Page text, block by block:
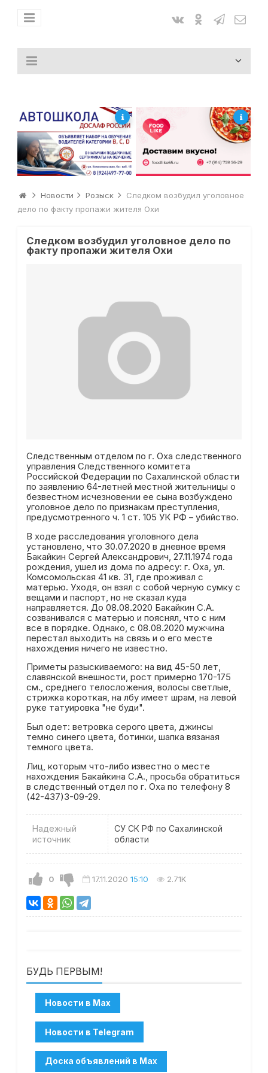
Новости Розыск
Следком возбудил уголовное
дело по факту пропажи жителя Охи
Следком возбудил уголовное дело по
факту пропажи жителя Охи
Следственным отделом по г. Оха следственного
управления Следственного комитета
Российской Федерации по Сахалинской области
по заявлению 64-летней местной жительницы о
безвестном исчезновении ее сына возбуждено
уголовное дело по признакам преступления,
предусмотренного ч. 1 ст. 105 УК РФ – убийство.
В ходе расследования уголовного дела
установлено, что 30.07.2020 в дневное время
Бакайкин Сергей Александрович, 27.11.1974 года
рождения, ушел из дома по адресу: г. Оха, ул.
Комсомольская 41 кв. 31, где проживал с
матерью. Уходя, он взял с собой черную сумку с
вещами и паспорт, но не сказал куда
направляется. До 08.08.2020 Бакайкин С.А.
созванивался с матерью и пояснял, что с ним
все в порядке. Однако, с 08.08.2020 мужчина
перестал выходить на связь и о его месте
нахождения ничего не известно.
Приметы разыскиваемого: на вид 45-50 лет,
славянской внешности, рост примерно 170-175
см., среднего телосложения, волосы светлые,
стрижка короткая, на лбу имеет шрам, на левой
руке татуировка "не буди".
Был одет: ветровка серого цвета, джинсы
темно синего цвета, ботинки, шапка вязаная
темного цвета.
Лиц, которым что-либо известно о месте
нахождения Бакайкина С.А., просьба обратиться
в следственный отдел по г. Оха по телефону 8
(42-437)3-09-29.
Надежный
источник
СУ СК РФ по Сахалинской
области
0 17.11.2020 15:10 2.71K
БУДЬ ПЕРВЫМ!